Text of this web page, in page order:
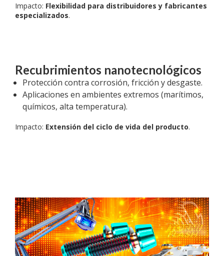
Impacto: Flexibilidad para distribuidores y fabricantes
especializados.
Recubrimientos nanotecnológicos
Protección contra corrosión, fricción y desgaste.
Aplicaciones en ambientes extremos (marítimos,
químicos, alta temperatura).
Impacto: Extensión del ciclo de vida del producto.